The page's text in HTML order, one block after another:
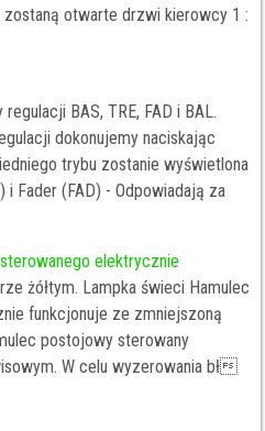
otwarte drzwi kierowcy 1 :
BAS, TRE, FAD i BAL.
dokonujemy naciskając
trybu zostanie wyświetlona
i Fader (FAD) - Odpowiadają za
elektrycznie
żółtym. Lampka świeci Hamulec
funkcjonuje ze zmniejszoną
postojowy sterowany
W celu wyzerowania bł